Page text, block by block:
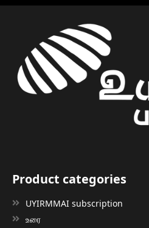
Product categories
UYIRMMAI subscription
உரை